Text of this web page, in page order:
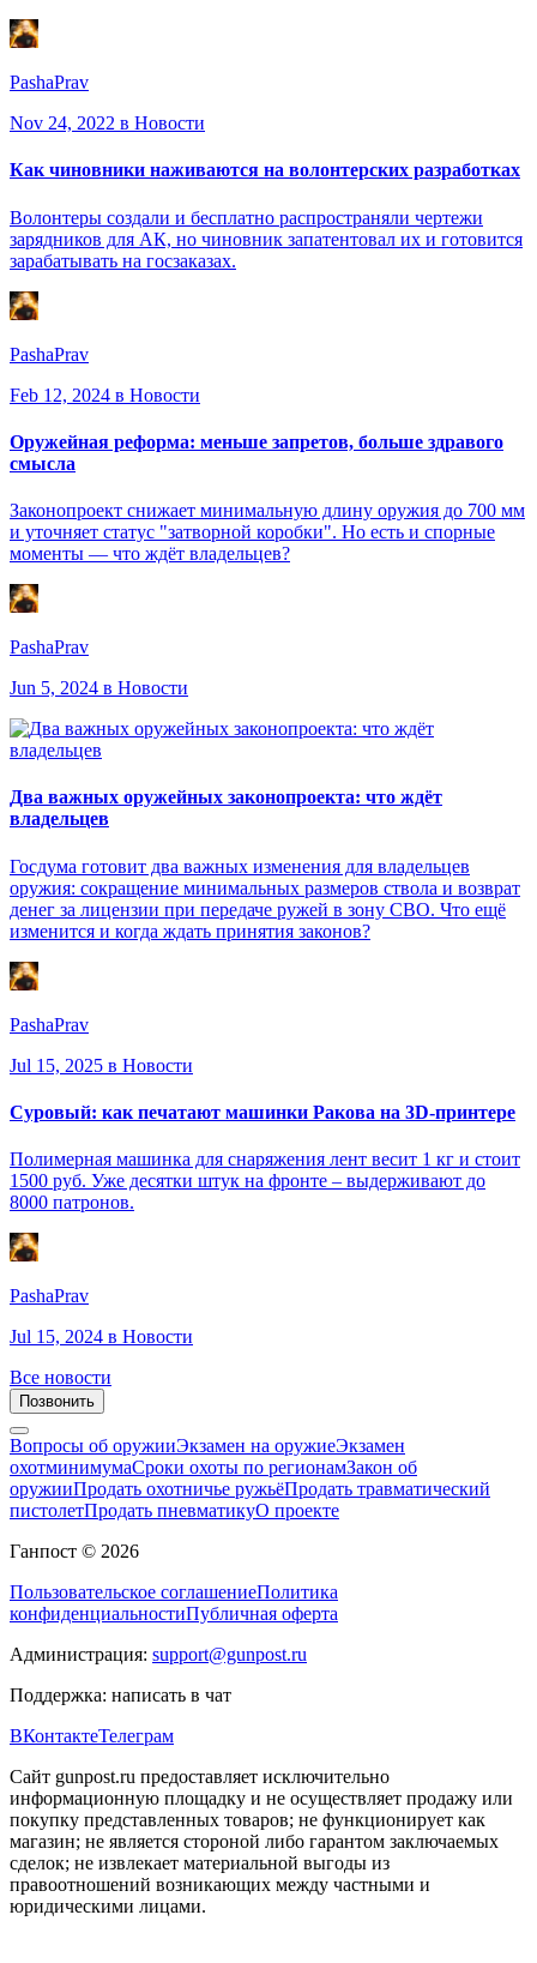
PashaPrav
Nov 24, 2022 в Новости
Как чиновники наживаются на волонтерских разработках
Волонтеры создали и бесплатно распространяли чертежи
зарядников для АК, но чиновник запатентовал их и готовится
зарабатывать на госзаказах.
PashaPrav
Feb 12, 2024 в Новости
Оружейная реформа: меньше запретов, больше здравого
смысла
Законопроект снижает минимальную длину оружия до 700 мм
и уточняет статус "затворной коробки". Но есть и спорные
моменты — что ждёт владельцев?
PashaPrav
Jun 5, 2024 в Новости
Два важных оружейных законопроекта: что ждёт
владельцев
Госдума готовит два важных изменения для владельцев
оружия: сокращение минимальных размеров ствола и возврат
денег за лицензии при передаче ружей в зону СВО. Что ещё
изменится и когда ждать принятия законов?
PashaPrav
Jul 15, 2025 в Новости
Суровый: как печатают машинки Ракова на 3D-принтере
Полимерная машинка для снаряжения лент весит 1 кг и стоит
1500 руб. Уже десятки штук на фронте – выдерживают до
8000 патронов.
PashaPrav
Jul 15, 2024 в Новости
Все новости
Позвонить
Вопросы об оружииЭкзамен на оружиеЭкзамен
охотминимумаСроки охоты по регионамЗакон об
оружииПродать охотничье ружьёПродать травматический
пистолетПродать пневматикуО проекте
Ганпост © 2026
Пользовательское соглашениеПолитика
конфиденциальностиПубличная оферта
Администрация: support@gunpost.ru
Поддержка: написать в чат
ВКонтактеТелеграм
Сайт gunpost.ru предоставляет исключительно
информационную площадку и не осуществляет продажу или
покупку представленных товаров; не функционирует как
магазин; не является стороной либо гарантом заключаемых
сделок; не извлекает материальной выгоды из
правоотношений возникающих между частными и
юридическими лицами.